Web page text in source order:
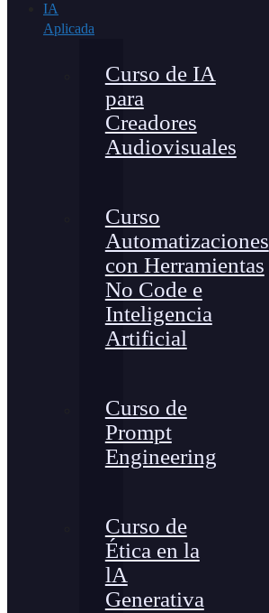
IA
Aplicada
Curso de IA
para
Creadores
Audiovisuales
Curso
Automatizaciones
con Herramientas
No Code e
Inteligencia
Artificial
Curso de
Prompt
Engineering
Curso de
Ética en la
lA
Generativa